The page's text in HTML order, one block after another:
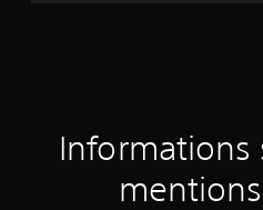
Informations